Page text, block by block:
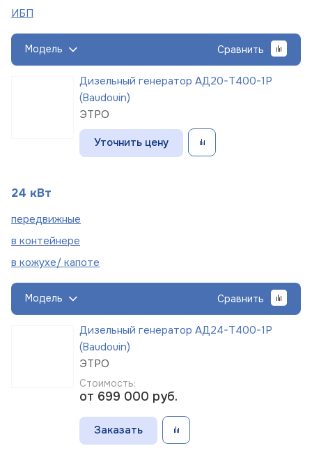
ИБП
Модель Сравнить
Дизельный генератор АД20-Т400-1Р
(Baudouin)
ЭТРО
Уточнить цену
24 кВт
передвижные
в контейнере
в кожухе/ капоте
Модель Сравнить
Дизельный генератор АД24-Т400-1Р
(Baudouin)
ЭТРО
Стоимость:
от 699 000 руб.
Заказать